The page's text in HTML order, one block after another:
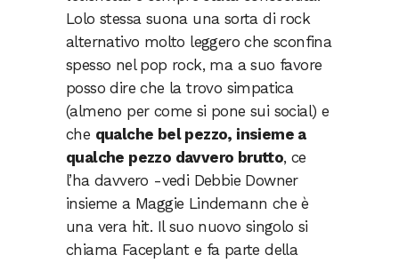
Lolo stessa suona una sorta di rock
alternativo molto leggero che sconfina
spesso nel pop rock, ma a suo favore
posso dire che la trovo simpatica
(almeno per come si pone sui social) e
che qualche bel pezzo, insieme a
qualche pezzo davvero brutto, ce
l’ha davvero -vedi Debbie Downer
insieme a Maggie Lindemann che è
una vera hit. Il suo nuovo singolo si
chiama Faceplant e fa parte della